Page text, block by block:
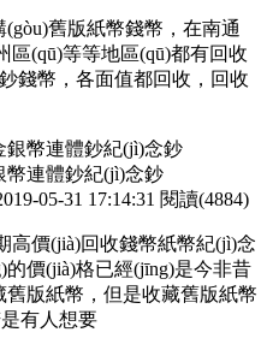
舊版紙幣錢幣，在南通
通州區(qū)等等地區(qū)都有回收
幣，各面值都回收，回收
幣連體鈔紀(jì)念鈔
05-31 17:14:31 閱讀(4884)
高價(jià)回收錢幣紙幣紀(jì)念
價(jià)格已經(jīng)是今非昔
版紙幣，但是收藏舊版紙幣
是有人想要